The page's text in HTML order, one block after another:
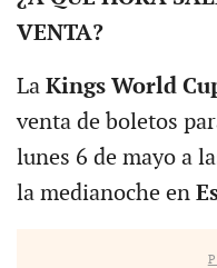
VENTA?
La Kings World
venta de boletos
lunes 6 de mayo a
la medianoche en